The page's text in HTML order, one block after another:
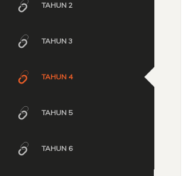
TAHUN 2
TAHUN 3
TAHUN 4
TAHUN 5
TAHUN 6